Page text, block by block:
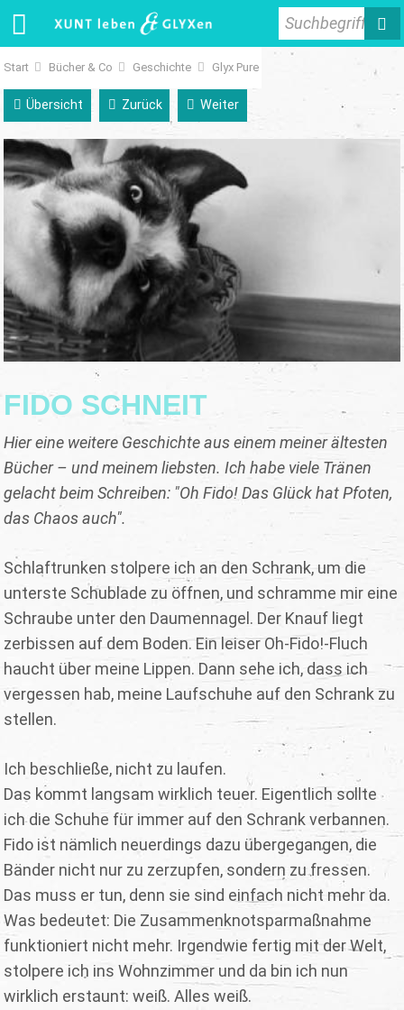
Suchbegriff
Start Bücher & Co Geschichte Glyx Pure
Übersicht Zurück Weiter
FIDO SCHNEIT
Hier eine weitere Geschichte aus einem meiner ältesten
Bücher – und meinem liebsten. Ich habe viele Tränen
gelacht beim Schreiben: "Oh Fido! Das Glück hat Pfoten,
das Chaos auch".
Schlaftrunken stolpere ich an den Schrank, um die
unterste Schublade zu öffnen, und schramme mir eine
Schraube unter den Daumennagel. Der Knauf liegt
zerbissen auf dem Boden. Ein leiser Oh-Fido!-Fluch
haucht über meine Lippen. Dann sehe ich, dass ich
vergessen hab, meine Laufschuhe auf den Schrank zu
stellen.
Ich beschließe, nicht zu laufen.
Das kommt langsam wirklich teuer. Eigentlich sollte
ich die Schuhe für immer auf den Schrank verbannen.
Fido ist nämlich neuerdings dazu übergegangen, die
Bänder nicht nur zu zerzupfen, sondern zu fressen.
Das muss er tun, denn sie sind einfach nicht mehr da.
Was bedeutet: Die Zusammenknotsparmaßnahme
funktioniert nicht mehr. Irgendwie fertig mit der Welt,
stolpere ich ins Wohnzimmer und da bin ich nun
wirklich erstaunt: weiß. Alles weiß.